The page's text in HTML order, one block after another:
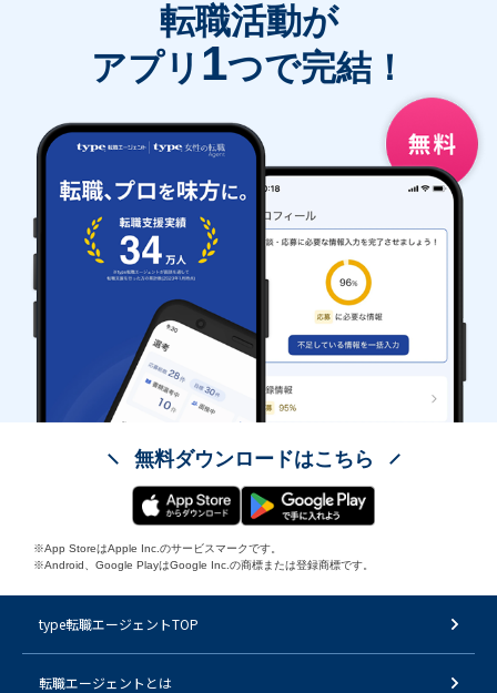
転職活動が
アプリ 1つで完結！
無料ダウンロードはこちら
※App StoreはApple Inc.のサービスマークです。
※Android、Google PlayはGoogle Inc.の商標または登録商標です。
type転職エージェントTOP
転職エージェントとは